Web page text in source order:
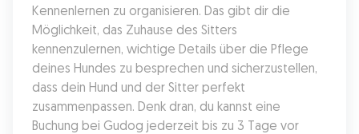
Kennenlernen zu organisieren. Das gibt dir die
Möglichkeit, das Zuhause des Sitters
kennenzulernen, wichtige Details über die Pflege
deines Hundes zu besprechen und sicherzustellen,
dass dein Hund und der Sitter perfekt
zusammenpassen. Denk dran, du kannst eine
Buchung bei Gudog jederzeit bis zu 3 Tage vor